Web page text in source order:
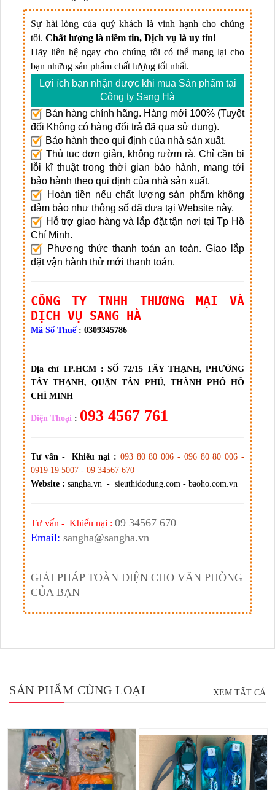
Sự hài lòng của quý khách là vinh hạnh cho chúng
tôi. Chất lượng là niềm tin, Dịch vụ là uy tín!
Hãy liên hệ ngay cho chúng tôi có thể mang lại cho
bạn những sản phẩm chất lượng tốt nhất.
Lợi ích bạn nhận được khi mua Sản phẩm tại
Công ty Sang Hà
Bán hàng chính hãng. Hàng mới 100% (Tuyệt
đối Không có hàng đổi trả đã qua sử dụng).
Bảo hành theo qui định của nhà sản xuất.
Thủ tục đơn giản, không rườm rà. Chỉ cần bị
lỗi kĩ thuật trong thời gian bảo hành, mang tới
bảo hành theo qui định của nhà sản xuất.
Hoàn tiền nếu chất lượng sản phẩm không
đảm bảo như thông số đã đưa tại Website này.
Hỗ trợ giao hàng và lắp đặt tận nơi tại Tp Hồ
Chí Minh.
Phương thức thanh toán an toàn. Giao lắp
đặt vận hành thử mới thanh toán.
CÔNG TY TNHH THƯƠNG MẠI VÀ
DỊCH VỤ SANG HÀ
Mã Số Thuế: 0309345786
Địa chỉ TP.HCM : SỐ 72/15 TÂY THẠNH, PHƯỜNG
TÂY THẠNH, QUẬN TÂN PHÚ, THÀNH PHỐ HỒ
CHÍ MINH
Điện Thoại : 093 4567 761
Tư vấn - Khiếu nại : 093 80 80 006 - 096 80 80 006 -
0919 19 5007 - 09 34567 670
Website : sangha.vn - sieuthidodung.com - baoho.com.vn
Tư vấn - Khiếu nại : 09 34567 670
Email: sangha@sangha.vn
GIẢI PHÁP TOÀN DIỆN CHO VĂN PHÒNG
CỦA BẠN
SẢN PHẨM CÙNG LOẠI XEM TẤT CẢ